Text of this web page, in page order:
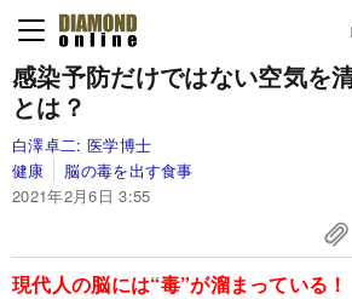
感染予防だけではない空気を
とは？
白澤卓二: 医学博士
健康
脳の毒を出す食事
2021年2月6日 3:55
現代人の脳には“毒”が溜まっている！